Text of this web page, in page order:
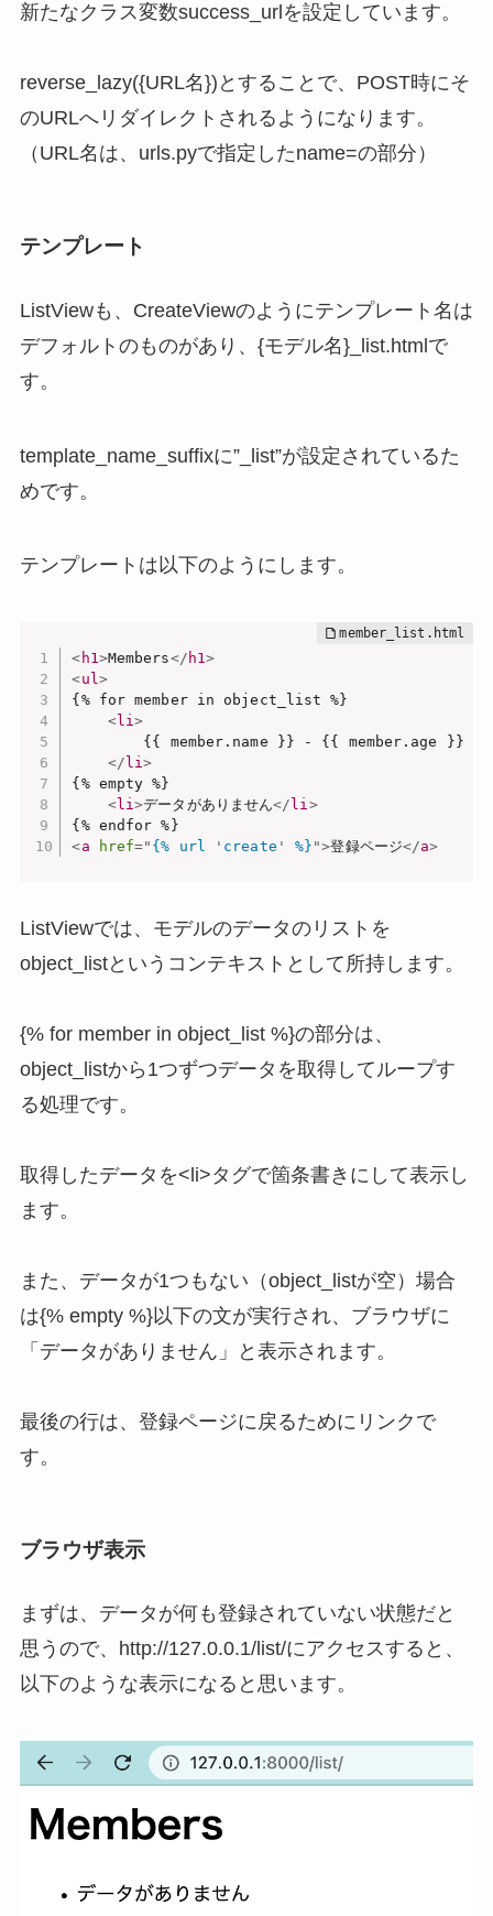
新たなクラス変数success_urlを設定しています。
reverse_lazy({URL名})とすることで、POST時にそ
のURLへリダイレクトされるようになります。
（URL名は、urls.pyで指定したname=の部分）
テンプレート
ListViewも、CreateViewのようにテンプレート名は
デフォルトのものがあり、{モデル名}_list.htmlで
す。
template_name_suffixに”_list”が設定されているた
めです。
テンプレートは以下のようにします。
< h1 >Members</ h1 >
<ul >
{% for member in object_list %}
<li>
        {{ member.name }} - {{ member.age }}
</ li>
{% empty %}
<li>データがありません</ li >
<a href=" {% url ' create ' %} ">登録ページ</a>
ListViewでは、モデルのデータのリストを
object_listというコンテキストとして所持します。
{% for member in object_list %}の部分は、
object_listから1つずつデータを取得してループす
る処理です。
取得したデータを<li>タグで箇条書きにして表示し
ます。
また、データが1つもない（object_listが空）場合
は{% empty %}以下の文が実行され、ブラウザに
「データがありません」と表示されます。
最後の行は、登録ページに戻るためにリンクで
す。
ブラウザ表示
まずは、データが何も登録されていない状態だと
思うので、http://127.0.0.1/list/にアクセスすると、
以下のような表示になると思います。